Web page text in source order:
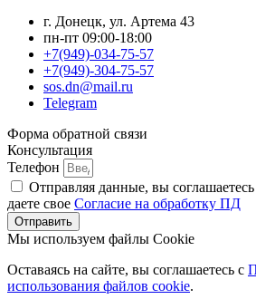
г. Донецк, ул. Артема 43
пн-пт 09:00-18:00
+7(949)-034-75-57
+7(949)-304-75-57
sos.dn@mail.ru
Telegram
Форма обратной связи
Консультация
Телефон
Отправляя данные, вы соглашаетесь
даете свое Согласие на обработку ПД
Отправить
Мы используем файлы Cookie
Оставаясь на сайте, вы соглашаетесь c
использования файлов cookie.